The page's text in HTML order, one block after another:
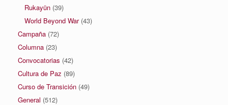
Rukayün (39)
World Beyond War(43)
Campaña (72)
Columna (23)
Convocatorias (42)
Cultura de Paz (89)
Curso de Transición (49)
General (512)